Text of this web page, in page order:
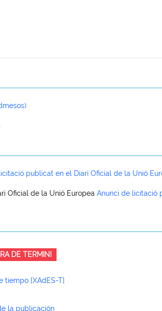
publicat en el Diari Oficial de la Unió
Oficial de la Unió Europea Anunci de licitació
DE TERMINI
tiempo [XAdES-T]
la publicación